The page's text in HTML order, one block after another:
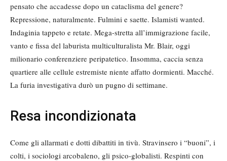
pensato che accadesse dopo un cataclisma del genere?
Repressione, naturalmente. Fulmini e saette. Islamisti wanted.
Indaginia tappeto e retate. Mega-stretta all’immigrazione facile,
vanto e fissa del laburista multiculturalista Mr. Blair, oggi
milionario conferenziere peripatetico. Insomma, caccia senza
quartiere alle cellule estremiste niente affatto dormienti. Macché.
La furia investigativa durò un pugno di settimane.
Resa incondizionata
Come gli allarmati e dotti dibattiti in tivù. Stravinsero i “buoni”, i
colti, i sociologi arcobaleno, gli psico-globalisti. Respinti con